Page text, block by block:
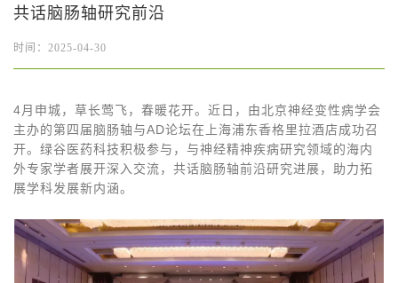
共话脑肠轴研究前沿
时间：2025-04-30
4月申城，草长莺飞，春暖花开。近日，由北京神经变性病学会
主办的第四届脑肠轴与AD论坛在上海浦东香格里拉酒店成功召
开。绿谷医药科技积极参与，与神经精神疾病研究领域的海内
外专家学者展开深入交流，共话脑肠轴前沿研究进展，助力拓
展学科发展新内涵。